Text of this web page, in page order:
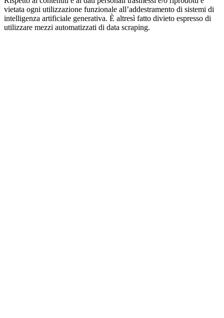
vietata ogni utilizzazione funzionale all’addestramento di sistemi di
intelligenza artificiale generativa. È altresì fatto divieto espresso di
utilizzare mezzi automatizzati di data scraping.